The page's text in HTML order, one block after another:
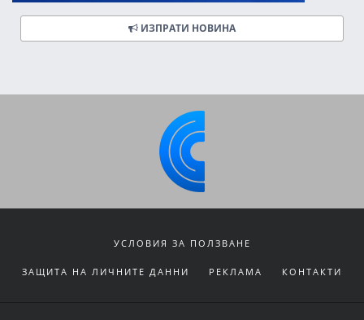
ИЗПРАТИ НОВИНА
УСЛОВИЯ ЗА ПОЛЗВАНЕ
ЗАЩИТА НА ЛИЧНИТЕ ДАННИ РЕКЛАМА КОНТАКТИ